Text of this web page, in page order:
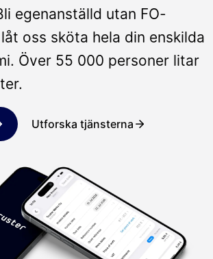
egenanställd utan FO-
oss sköta hela din enskilda
Över 55 000 personer litar
Utforska tjänsterna